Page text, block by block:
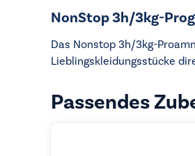
NonStop 3h/3kg-
Das Nonstop 3h/3kg-
Lieblingskleidungsstücke
Passendes